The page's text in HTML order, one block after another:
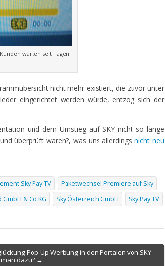
warten seit Tagen
nicht mehr existiert, die zuvor unter
eingerichtet werden würde, entzog sich der
und dem Umstieg auf SKY nicht so lange
überprüft waren?, was uns allerdingsnicht neu
Sky Pay TV
Paketwechsel Premiere auf Sky
& Co KG Sky Österreich GmbH
Sky Pay TV
Pop-Up Werbung in den Portalen von SKY –
dazu? →